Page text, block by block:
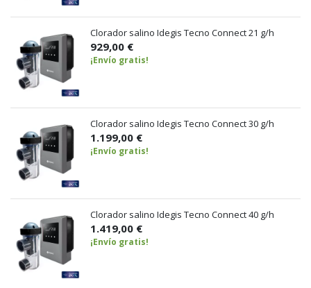
Clorador salino Idegis Tecno Connect 21 g/h
929,00 €
¡Envío gratis!
Clorador salino Idegis Tecno Connect 30 g/h
1.199,00 €
¡Envío gratis!
Clorador salino Idegis Tecno Connect 40 g/h
1.419,00 €
¡Envío gratis!